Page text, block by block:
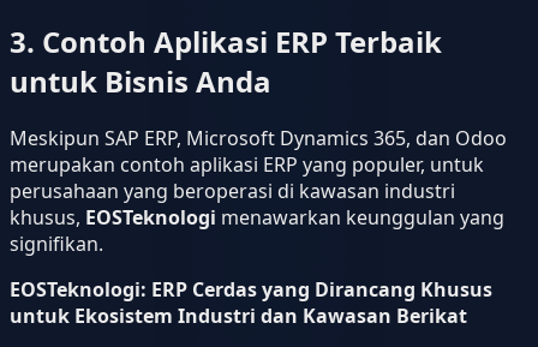
3. Contoh Aplikasi ERP Terbaik
untuk Bisnis Anda
Meskipun SAP ERP, Microsoft Dynamics 365, dan Odoo
merupakan contoh aplikasi ERP yang populer, untuk
perusahaan yang beroperasi di kawasan industri
khusus, EOSTeknologi menawarkan keunggulan yang
signifikan.
EOSTeknologi: ERP Cerdas yang Dirancang Khusus
untuk Ekosistem Industri dan Kawasan Berikat